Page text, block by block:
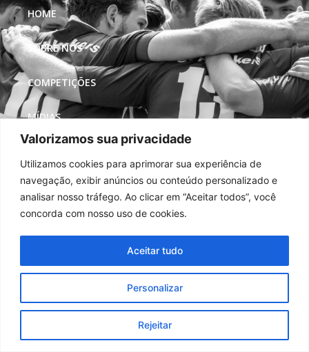
Valorizamos sua privacidade
Utilizamos cookies para aprimorar sua experiência de
navegação, exibir anúncios ou conteúdo personalizado e
analisar nosso tráfego. Ao clicar em “Aceitar todos”, você
concorda com nosso uso de cookies.
Personalizar
Rejeitar
Aceitar tudo
HOME
SOBRE NÓS
COMPETIÇÕES
MÍDIAS
REDES SOCIAIS